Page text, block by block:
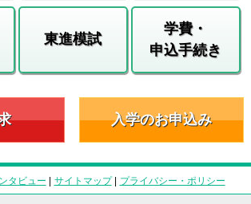
東進模試
学費・
申込手続き
入学のお申込み
タビュー | サイトマップ| プライバシー・ポリシー